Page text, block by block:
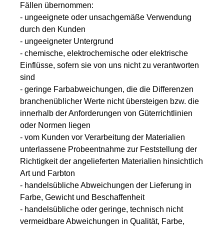
Fällen übernommen:
- ungeeignete oder unsachgemäße Verwendung
durch den Kunden
- ungeeigneter Untergrund
- chemische, elektrochemische oder elektrische
Einflüsse, sofern sie von uns nicht zu verantworten
sind
- geringe Farbabweichungen, die die Differenzen
branchenüblicher Werte nicht übersteigen bzw. die
innerhalb der Anforderungen von Güterrichtlinien
oder Normen liegen
- vom Kunden vor Verarbeitung der Materialien
unterlassene Probeentnahme zur Feststellung der
Richtigkeit der angelieferten Materialien hinsichtlich
Art und Farbton
- handelsübliche Abweichungen der Lieferung in
Farbe, Gewicht und Beschaffenheit
- handelsübliche oder geringe, technisch nicht
vermeidbare Abweichungen in Qualität, Farbe,